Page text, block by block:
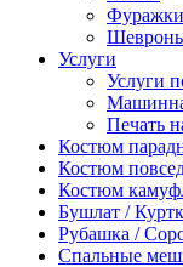
Фуражки
Услуги
Услуги
Печать
Костюм
Костюм
Костюм
Бушлат /
Рубашка /
Спальные